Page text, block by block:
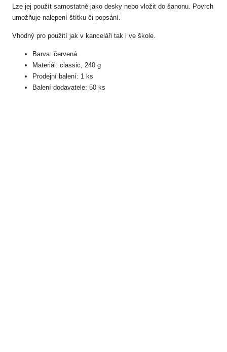
Lze jej použít samostatně jako desky nebo vložit do šanonu. Povrch
umožňuje nalepení štítku či popsání.
Vhodný pro použití jak v kanceláři tak i ve škole.
Barva: červená
Materiál: classic, 240 g
Prodejní balení: 1 ks
Balení dodavatele: 50 ks